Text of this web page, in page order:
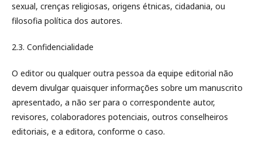
sexual, crenças religiosas, origens étnicas, cidadania, ou
filosofia política dos autores.
2.3. Confidencialidade
O editor ou qualquer outra pessoa da equipe editorial não
devem divulgar quaisquer informações sobre um manuscrito
apresentado, a não ser para o correspondente autor,
revisores, colaboradores potenciais, outros conselheiros
editoriais, e a editora, conforme o caso.